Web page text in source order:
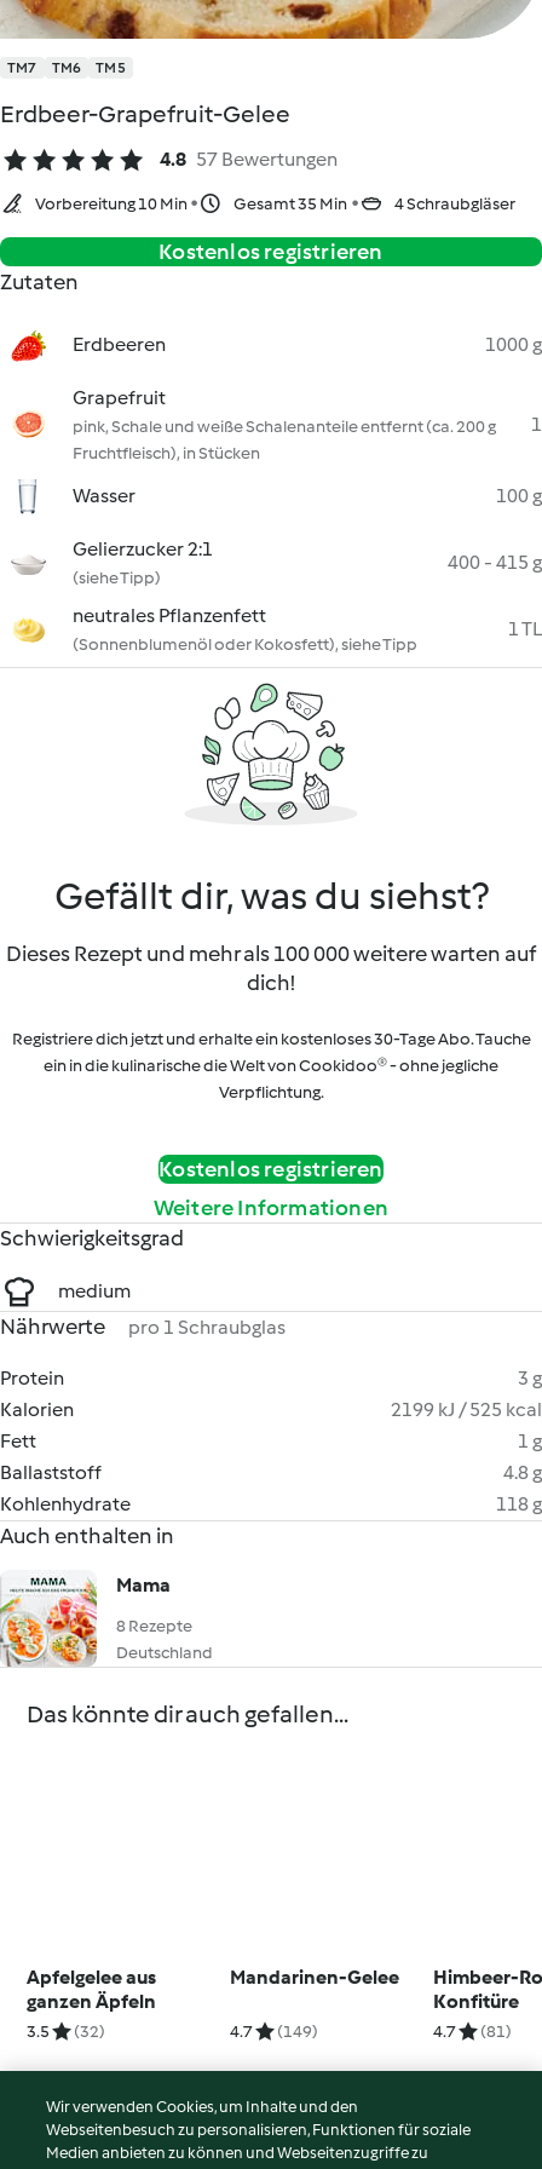
TM7 TM6 TM5
Erdbeer-Grapefruit-Gelee
4.8 57 Bewertungen
Vorbereitung 10 Min Gesamt 35 Min 4 Schraubgläser
Kostenlos registrieren
Zutaten
Erdbeeren 1000 g
Grapefruit
pink, Schale und weiße Schalenanteile entfernt (ca. 200 g
Fruchtfleisch), in Stücken
1
Wasser 100 g
Gelierzucker 2:1
(siehe Tipp)
400 - 415 g
neutrales Pflanzenfett
(Sonnenblumenöl oder Kokosfett), siehe Tipp
1 TL
Gefällt dir, was du siehst?
Dieses Rezept und mehr als 100 000 weitere warten auf
dich!
Registriere dich jetzt und erhalte ein kostenloses 30-Tage Abo. Tauche
ein in die kulinarische die Welt von Cookidoo® - ohne jegliche
Verpflichtung.
Kostenlos registrieren
Weitere Informationen
Schwierigkeitsgrad
medium
Nährwerte pro 1 Schraubglas
Protein
3 g
Kalorien
2199 kJ / 525 kcal
Fett
1 g
Ballaststoff
4.8 g
Kohlenhydrate
118 g
Auch enthalten in
Mama
8 Rezepte
Deutschland
Das könnte dir auch gefallen...
Apfelgelee aus
ganzen Äpfeln
3.5 (32)
Mandarinen-Gelee
4.7 (149)
Himbeer-
Konfitüre
4.7 (81)
© Copyright 2026
Wir verwenden Cookies, um Inhalte und den
Webseitenbesuch zu personalisieren, Funktionen für soziale
Medien anbieten zu können und Webseitenzugriffe zu